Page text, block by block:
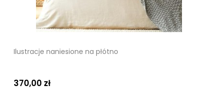
Ilustracje naniesione na płótno
370,00 zł